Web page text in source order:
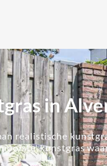
in
realistische
kunstgras